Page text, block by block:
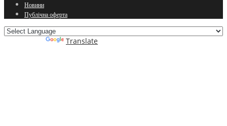
Новини
Публічна оферта
Translate